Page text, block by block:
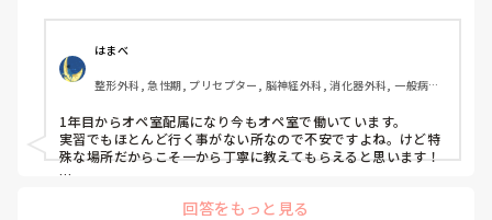
はまべ
整形外科, 急性期, プリセプター, 脳神経外科, 消化器外科, 一般病院,
1年目からオペ室配属になり今もオペ室で働いています。
実習でもほとんど行く事がない所なので不安ですよね。けど特
殊な場所だからこそ一から丁寧に教えてもらえると思います！
ルート確保などをしていました！
回答をもっと見る